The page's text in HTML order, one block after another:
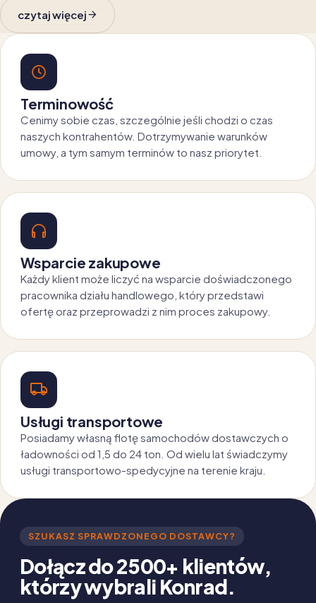
czytaj więcej
Terminowość
Cenimy sobie czas, szczególnie jeśli chodzi o czas
naszych kontrahentów. Dotrzymywanie warunków
umowy, a tym samym terminów to nasz priorytet.
Wsparcie zakupowe
Każdy klient może liczyć na wsparcie doświadczonego
pracownika działu handlowego, który przedstawi
ofertę oraz przeprowadzi z nim proces zakupowy.
Usługi transportowe
Posiadamy własną flotę samochodów dostawczych o
ładowności od 1,5 do 24 ton. Od wielu lat świadczymy
usługi transportowo-spedycyjne na terenie kraju.
SZUKASZ SPRAWDZONEGO DOSTAWCY?
Dołącz do 2500+ klientów,
którzy wybrali Konrad.